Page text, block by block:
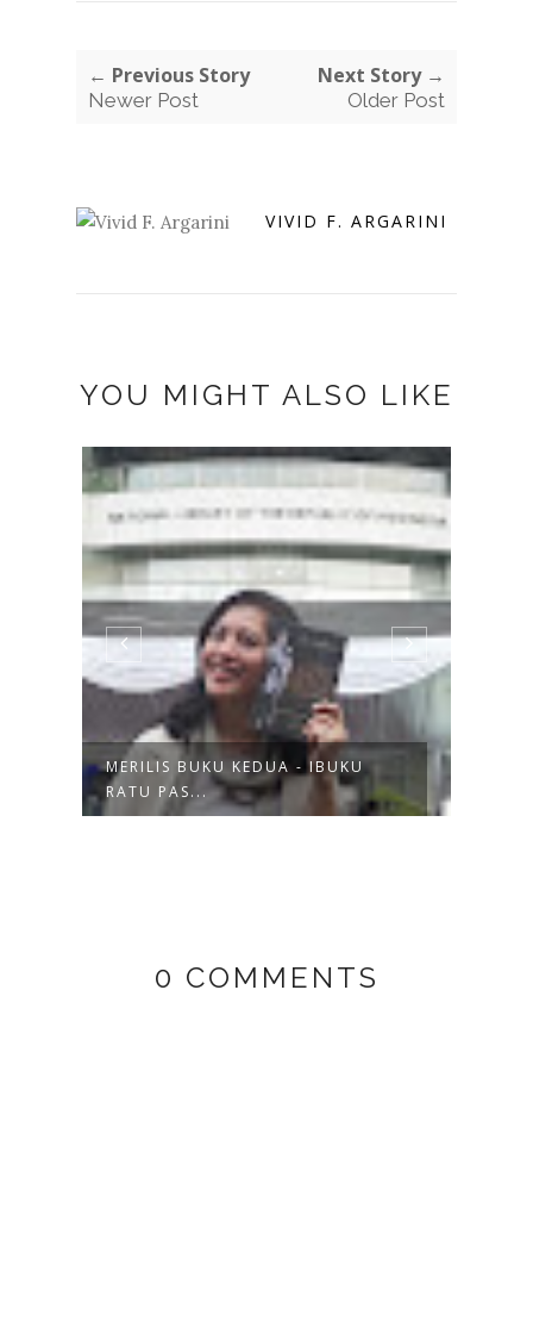
← Previous Story
Newer Post
Next Story →
Older Post
VIVID F. ARGARINI
YOU MIGHT ALSO LIKE
MERILIS BUKU KEDUA - IBUKU
RATU PAS...
0 COMMENTS